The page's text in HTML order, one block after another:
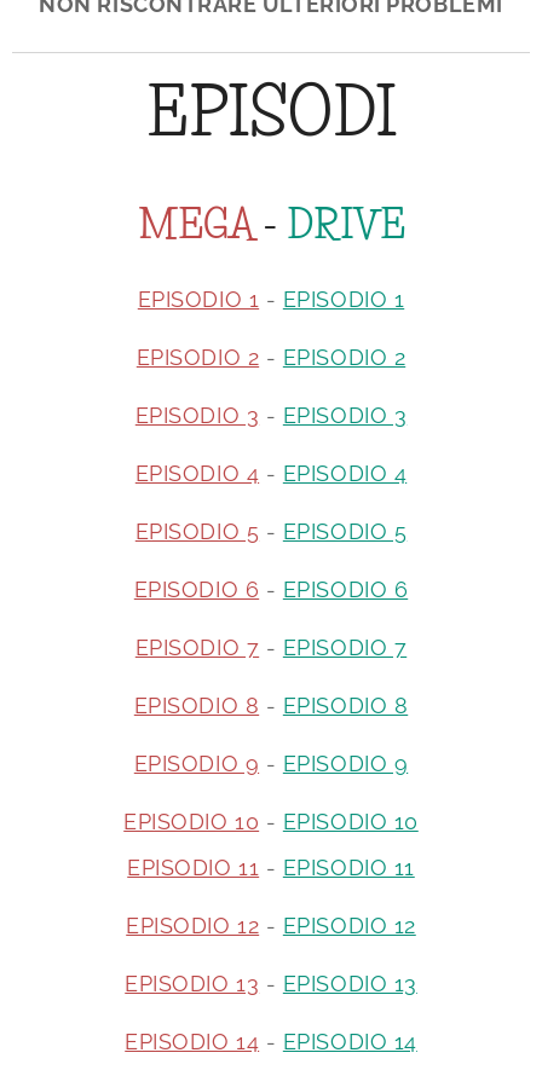
EPISODI
MEGA - DRIVE
EPISODIO 1 - EPISODIO 1
EPISODIO 2 - EPISODIO 2
EPISODIO 3 - EPISODIO 3
EPISODIO 4 - EPISODIO 4
EPISODIO 5 - EPISODIO 5
EPISODIO 6 - EPISODIO 6
EPISODIO 7 - EPISODIO 7
EPISODIO 8 - EPISODIO 8
EPISODIO 9 - EPISODIO 9
EPISODIO 10 - EPISODIO 10
EPISODIO 11 - EPISODIO 11
EPISODIO 12 - EPISODIO 12
EPISODIO 13 - EPISODIO 13
EPISODIO 14 - EPISODIO 14